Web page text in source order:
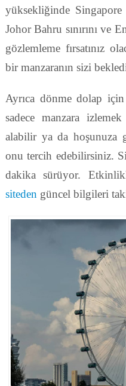
yüksekliğinde
Johor Bahru sınırını ve
gözlemleme fırsatınız
bir manzaranın sizi
Ayrıca dönme dolap
sadece manzara
alabilir ya da hoşunuza
onu tercih edebilirsiniz.
dakika sürüyor.
sitedengüncel bilgileri